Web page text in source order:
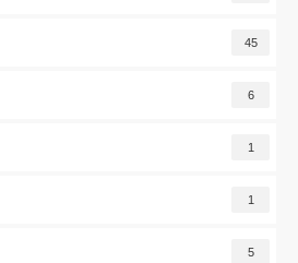
45
6
1
1
5